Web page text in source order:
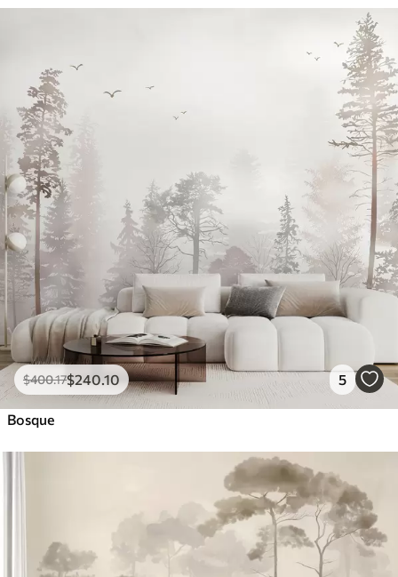
$400.17$240.10 5
Bosque